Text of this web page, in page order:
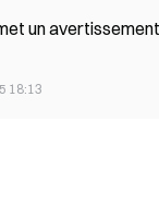
un
18:13